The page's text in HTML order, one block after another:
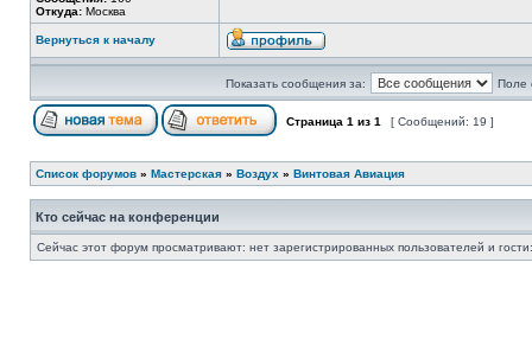
Откуда: Москва
Вернуться к началу
Показать сообщения за: Поле
Страница 1 из 1 [ Сообщений: 19 ]
Список форумов » Мастерская » Воздух » Винтовая Авиация
Кто сейчас на конференции
Сейчас этот форум просматривают: нет зарегистрированных пользователей и